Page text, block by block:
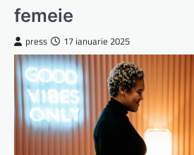
femeie
press 17 ianuarie 2025